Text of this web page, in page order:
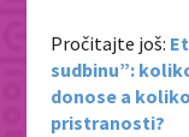
Pročitajte još:
sudbinu”:
donose a
pristranosti?